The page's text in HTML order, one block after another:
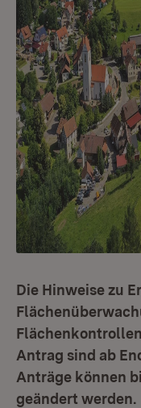
Die Hinweise zu
Antrag sind ab
Anträge können
geändert werden.